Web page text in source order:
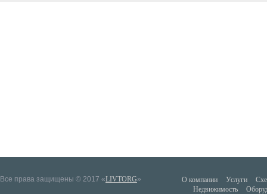
Все права защищены © 2017 «LIVTORG» О компании Услуги
Недвижимость